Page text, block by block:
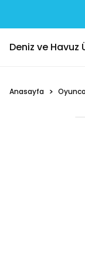
Deniz ve Havuz
Anasayfa